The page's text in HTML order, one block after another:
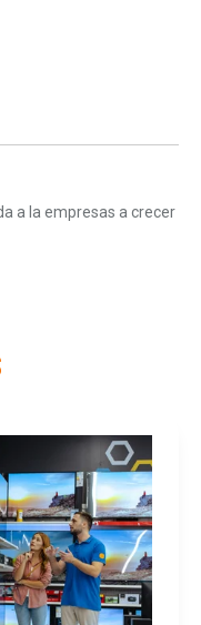
a la empresas a crecer